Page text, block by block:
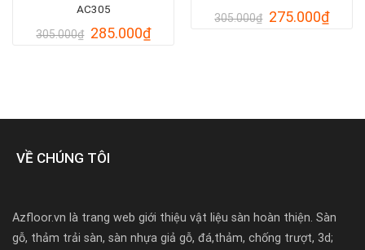
AC305
305.000₫ Giá
285.000₫Giá
305.000₫ Giá
275.000₫Giá
VỀ CHÚNG TÔI
Azfloor.vn là trang web giới thiệu vật liệu sàn hoàn thiện. Sàn
gỗ, thảm trải sàn, sàn nhựa giả gỗ, đá,thảm, chống trượt, 3d;